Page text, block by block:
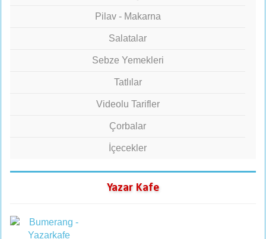
Pilav - Makarna
Salatalar
Sebze Yemekleri
Tatlılar
Videolu Tarifler
Çorbalar
İçecekler
Yazar Kafe